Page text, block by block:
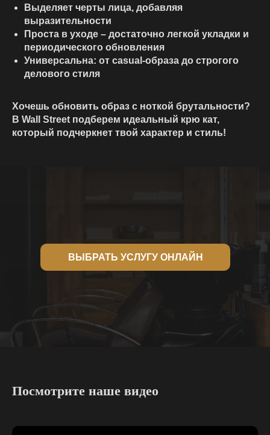
Выделяет черты лица, добавляя
выразительности
Проста в уходе – достаточно легкой укладки и
периодического обновления
Универсальна: от casual-образа до строгого
делового стиля
Хочешь обновить образ с ноткой брутальности?
В Wall Street подберем идеальный крю кат,
который подчеркнет твой характер и стиль!
ВЫБРАТЬ УСЛУГУ ОНЛАЙН
Посмотрите наше видео